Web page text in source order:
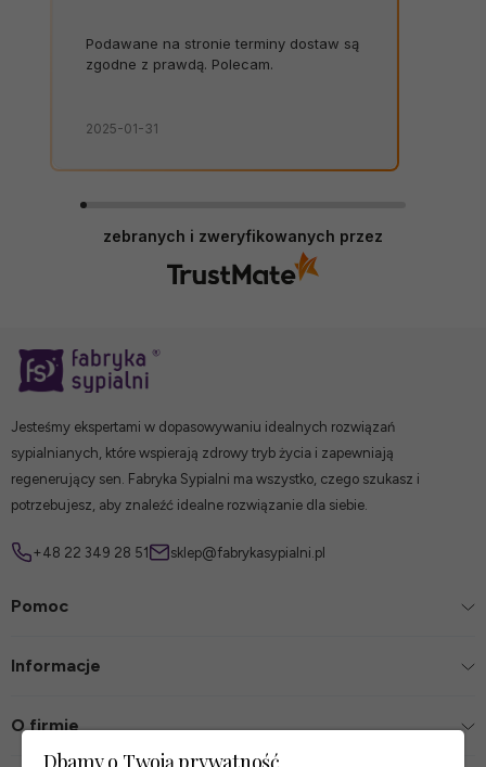
Podawane na stronie terminy dostaw są
zgodne z prawdą. Polecam.
2025-01-31
zebranych i zweryfikowanych przez
Jesteśmy ekspertami w dopasowywaniu idealnych rozwiązań
sypialnianych, które wspierają zdrowy tryb życia i zapewniają
regenerujący sen. Fabryka Sypialni ma wszystko, czego szukasz i
potrzebujesz, aby znaleźć idealne rozwiązanie dla siebie.
+48 22 349 28 51 sklep@fabrykasypialni.pl
Pomoc
Informacje
O firmie
Dbamy o Twoją prywatność